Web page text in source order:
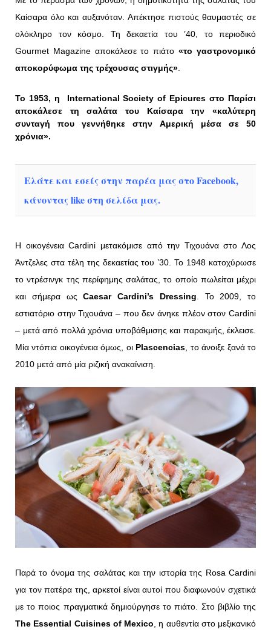
Καίσαρα όλο και αυξανόταν. Απέκτησε πιστούς θαυμαστές σε
ολόκληρο τον κόσμο. Τη δεκαετία του ’40, το περιοδικό
Gourmet Magazine αποκάλεσε το πιάτο«το γαστρονομικό
αποκορύφωμα της τρέχουσας στιγμής».
Το 1953, η International Society of Epicures στο Παρίσι
αποκάλεσε τη σαλάτα του Καίσαρα την «καλύτερη
συνταγή που γεννήθηκε στην Αμερική μέσα σε 50
χρόνια».
Ελάτε και εσείς στην παρέα μας στο Facebook,
κάνοντας like στη σελίδα μας.
Η οικογένεια Cardini μετακόμισε από την Τιχουάνα στο Λος
Άντζελες στα τέλη της δεκαετίας του ’30. Το 1948 κατοχύρωσε
το ντρέσινγκ της περίφημης σαλάτας, το οποίο πωλείται μέχρι
και σήμερα ωςCaesar Cardini’s Dressing . Το 2009, το
εστιατόριο στην Τιχουάνα – που δεν άνηκε πλέον στον Cardini
– μετά από πολλά χρόνια υποβάθμισης και παρακμής, έκλεισε.
Μία ντόπια οικογένεια όμως, οι Plascencias , το άνοιξε ξανά το
2010 μετά από μία ριζική ανακαίνιση.
Παρά το όνομα της σαλάτας και την ιστορία της Rosa Cardini
για τον πατέρα της, αρκετοί είναι αυτοί που διαφωνούν σχετικά
με το ποιος πραγματικά δημιούργησε το πιάτο. Στο βιβλίο της
The Essential Cuisines of Mexico , η αυθεντία στο μεξικανικό